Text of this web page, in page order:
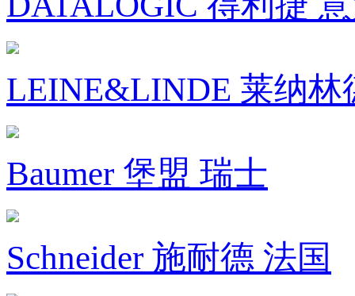
LEINE&LINDE 莱纳林
Baumer 堡盟 瑞士
Schneider 施耐德 法国